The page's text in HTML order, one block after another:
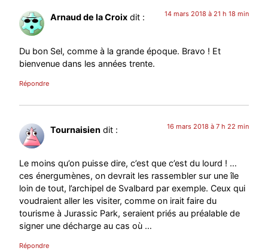
Arnaud de la Croix dit : 14 mars 2018 à 21 h 18 min
Du bon Sel, comme à la grande époque. Bravo ! Et
bienvenue dans les années trente.
Répondre
Tournaisien dit : 16 mars 2018 à 7 h 22 min
Le moins qu’on puisse dire, c’est que c’est du lourd ! …
ces énergumènes, on devrait les rassembler sur une île
loin de tout, l’archipel de Svalbard par exemple. Ceux qui
voudraient aller les visiter, comme on irait faire du
tourisme à Jurassic Park, seraient priés au préalable de
signer une décharge au cas où …
Répondre